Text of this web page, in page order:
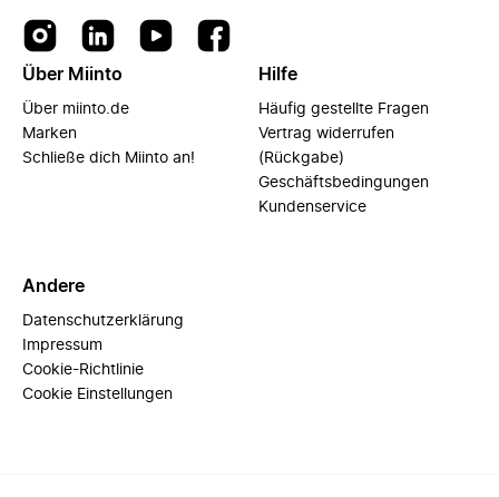
Über Miinto
Über miinto.de
Marken
Schließe dich Miinto an!
Hilfe
Häufig gestellte Fragen
Vertrag widerrufen
(Rückgabe)
Geschäftsbedingungen
Kundenservice
Andere
Datenschutzerklärung
Impressum
Cookie-Richtlinie
Cookie Einstellungen